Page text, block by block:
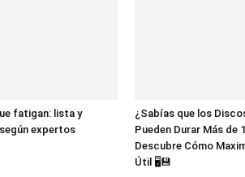
fatigan: lista y
expertos
¿Sabías que los
Pueden Durar Más de
Descubre Cómo
Útil 🖥️💾